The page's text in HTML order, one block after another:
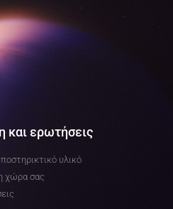
και ερωτήσεις
υλικό
χώρα σας